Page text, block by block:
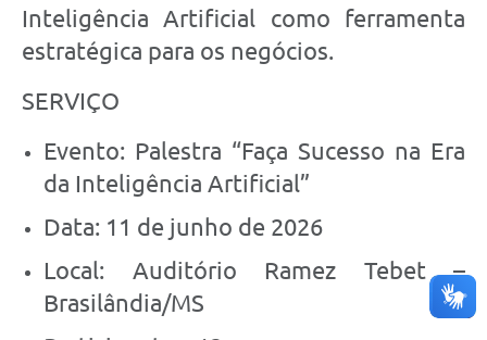
Inteligência Artificial como ferramenta
estratégica para os negócios.
SERVIÇO
Evento: Palestra “Faça Sucesso na Era
da Inteligência Artificial”
Data: 11 de junho de 2026
Local: Auditório Ramez Tebet –
Brasilândia/MS